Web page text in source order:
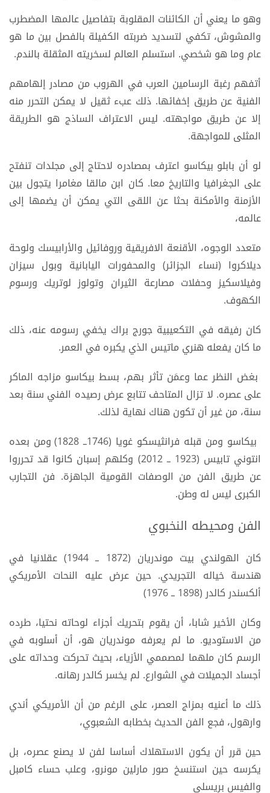
وهو ما يعني أن الكائنات المقلوبة بتفاصيل عالمها المضطرب
والمشوش، تكفي لتسديد ضربته الكفيلة بالفصل بين ما هو
عام وما هو شخصي. استسلم العالم لسخريته المثقلة بالندم.
أتفهم رغبة الرسامين العرب في الهروب من مصادر إلهامهم
الفنية عن طريق إخفائها. ذلك عبء ثقيل لا يمكن التحرر منه
إلا عن طريق مواجهته. ليس الاعتراف الساذج هو الطريقة
المثلى للمواجهة.
لو أن بابلو بيكاسو اعترف بمصادره لاحتاج إلى مجلدات تنفتح
على الجغرافيا والتاريخ معا. كان ابن مالقا مغامرا يتجول بين
الأزمنة والأمكنة بحثا عن اللقى التي يمكن أن يضمها إلى
عالمه،
متعدد الوجوه، الأقنعة الافريقية وروفائيل والأرابيسك ولوحة
ديلاكروا (نساء الجزائر) والمحفورات اليابانية وبول سيزان
وفيلاسكيز وحفلات مصارعة الثيران وتولوز لوتريك ورسوم
الكهوف.
كان رفيقه في التكعيبية جورج براك يخفي رسومه عنه، ذلك
ما كان يفعله هنري ماتيس الذي يكبره في العمر.
بغض النظر عما وعمَن تأثر بهم، بسط بيكاسو مزاجه الماكر
على عصره. لا تزال المتاحف تتابع عرض رصيده الفني سنة بعد
سنة، من غير أن تكون هناك نهاية لذلك.
بيكاسو ومن قبله فرانثيسكو غويا (1746ــ 1828) ومن بعده
انتوني تابيس (1923 ــ 2012) وكلهم إسبان كانوا قد تحرروا
عن طريق الفن من الوصفات القومية الجاهزة. فن التجارب
الكبرى ليس له وطن.
الفن ومحيطه النخبوي
كان الهولندي بيت موندريان (1872 ــ 1944) عقلانيا في
هندسة خياله التجريدي. حين عرض عليه النحات الأمريكي
ألكسندر كالدر (1898 ــ 1976)
وكان الأخير شابا، أن يقوم بتحريك أجزاء لوحاته نحتيا، طرده
من الاستوديو. ما لم يعرفه موندريان هو، أن أسلوبه في
الرسم كان ملهما لمصممي الأزياء، بحيث تحركت وحداته على
أجساد الجميلات في الشوارع. لم يخسر كالدر رهانه.
ذلك ما أعنيه بمزاج العصر، على الرغم من أن الأمريكي أندي
وارهول، فجع الفن الحديث بخطابه الشعبوي،
حين قرر أن يكون الاستهلاك أساسا لفن لا يصنع عصره، بل
يكرسه حين استنسخ صور مارلين مونرو، وعلب حساء كامبل
والفيس بريسلي